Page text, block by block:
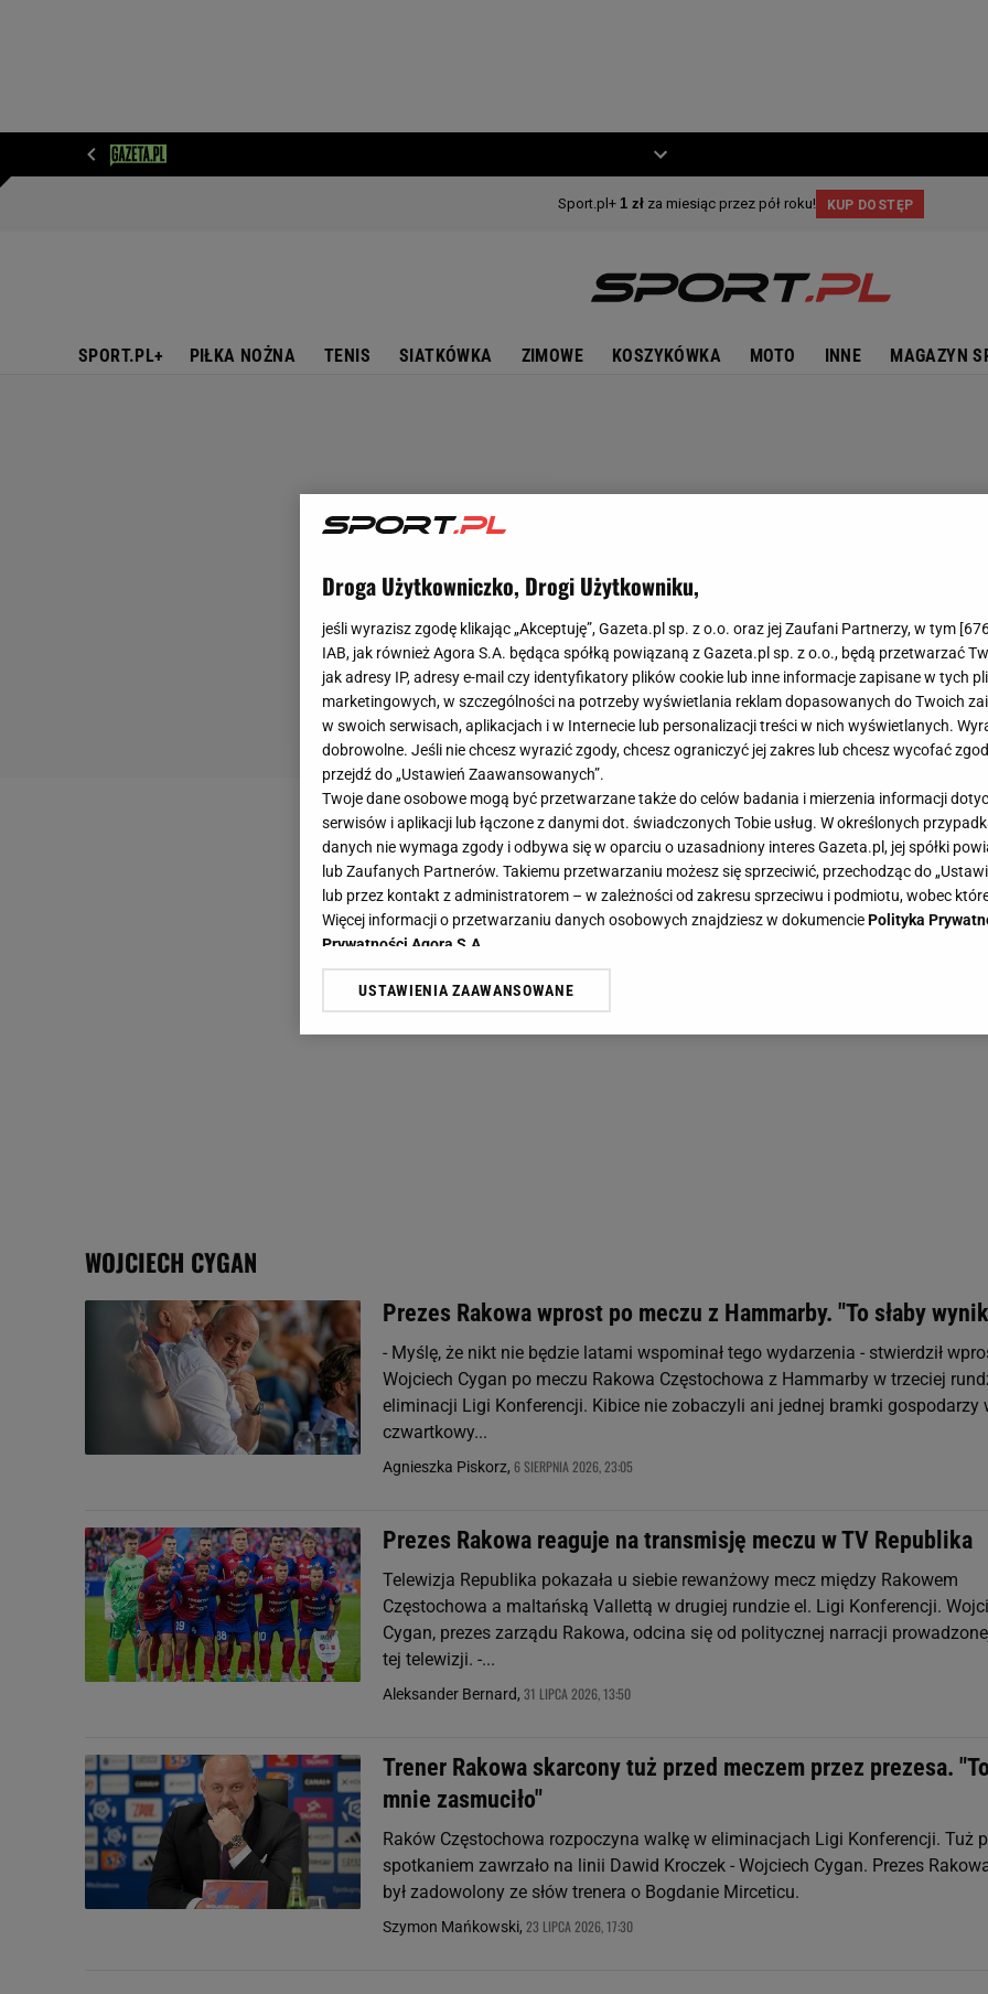
SPORT.PL+ PIŁKA NOŻNA TENIS SIATKÓWKA ZIMOWE KOSZYKÓWKA MOTO INNE MAGAZYN
WOJCIECH CYGAN
Prezes Rakowa wprost po meczu z Hammarby. "To słaby
- Myślę, że nikt nie będzie latami wspominał tego wydarzenia - stwierdził
Wojciech Cygan po meczu Rakowa Częstochowa z Hammarby w trzeciej
eliminacji Ligi Konferencji. Kibice nie zobaczyli ani jednej bramki gospodarzy
czwartkowy...
Agnieszka Piskorz, 6 SIERPNIA 2026, 23:05
Prezes Rakowa reaguje na transmisję meczu w TV Republika
Telewizja Republika pokazała u siebie rewanżowy mecz między Rakowem
Częstochowa a maltańską Vallettą w drugiej rundzie el. Ligi Konferencji.
Cygan, prezes zarządu Rakowa, odcina się od politycznej narracji
tej telewizji. -...
Aleksander Bernard, 31 LIPCA 2026, 13:50
Trener Rakowa skarcony tuż przed meczem przez prezesa. "To
mnie zasmuciło"
Raków Częstochowa rozpoczyna walkę w eliminacjach Ligi Konferencji. Tuż
spotkaniem zawrzało na linii Dawid Kroczek - Wojciech Cygan. Prezes
był zadowolony ze słów trenera o Bogdanie Mirceticu.
Szymon Mańkowski, 23 LIPCA 2026, 17:30
Droga Użytkowniczko, Drogi Użytkowniku,
jeśli wyrazisz zgodę klikając „Akceptuję”, Gazeta.pl sp. z o.o. oraz jej Zaufani Partnerzy, w tym [
IAB, jak również Agora S.A. będąca spółką powiązaną z Gazeta.pl sp. z o.o., będą przetwarzać
jak adresy IP, adresy e-mail czy identyfikatory plików cookie lub inne informacje zapisane w tych
marketingowych, w szczególności na potrzeby wyświetlania reklam dopasowanych do Twoich
w swoich serwisach, aplikacjach i w Internecie lub personalizacji treści w nich wyświetlanych.
dobrowolne. Jeśli nie chcesz wyrazić zgody, chcesz ograniczyć jej zakres lub chcesz wycofać
przejdź do „Ustawień Zaawansowanych”.
Twoje dane osobowe mogą być przetwarzane także do celów badania i mierzenia informacji
serwisów i aplikacji lub łączone z danymi dot. świadczonych Tobie usług. W określonych
danych nie wymaga zgody i odbywa się w oparciu o uzasadniony interes Gazeta.pl, jej spółki
lub Zaufanych Partnerów. Takiemu przetwarzaniu możesz się sprzeciwić, przechodząc do
lub przez kontakt z administratorem – w zależności od zakresu sprzeciwu i podmiotu, wobec
Więcej informacji o przetwarzaniu danych osobowych znajdziesz w dokumenciePolityka
Prywatności Agora S.A.
Klikając „Akceptuję” wyrażasz też zgodę na zainstalowanie i przechowywanie plików cookie
Zaufanych Partnerów i Agora S.A. na Twoim urządzeniu końcowym. Możesz w każdej chwili
USTAWIENIA ZAAWANSOWANE